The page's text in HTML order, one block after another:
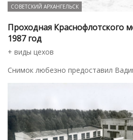
СОВЕТСКИЙ АРХАНГЕЛЬСК
Проходная Краснофлотского
1987 год
+ виды цехов
Снимок любезно предоставил